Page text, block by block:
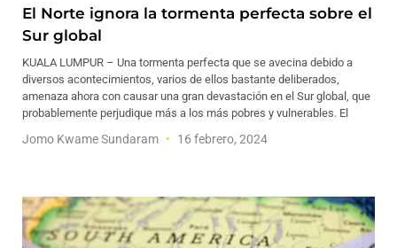
El Norte ignora la tormenta perfecta sobre el
Sur global
KUALA LUMPUR – Una tormenta perfecta que se avecina debido a
diversos acontecimientos, varios de ellos bastante deliberados,
amenaza ahora con causar una gran devastación en el Sur global, que
probablemente perjudique más a los más pobres y vulnerables. El
Jomo Kwame Sundaram 16 febrero, 2024